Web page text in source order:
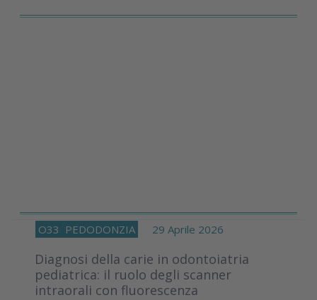
O33 PEDODONZIA 29 Aprile 2026
Diagnosi della carie in odontoiatria
pediatrica: il ruolo degli scanner
intraorali con fluorescenza